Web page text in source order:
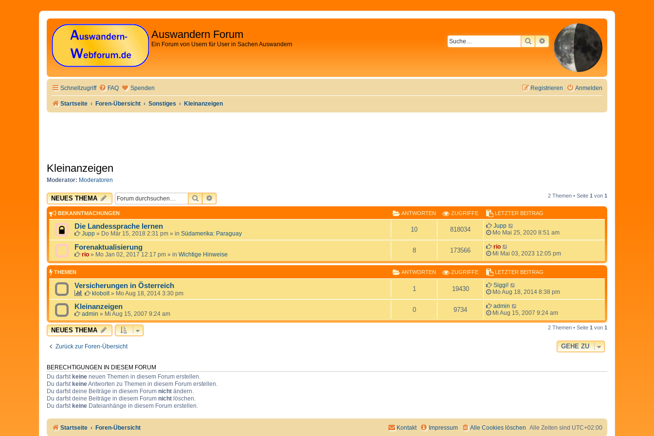
Auswandern Forum
Ein Forum von Usern für User in Sachen Auswandern SUCHEERWEITERTE SUCHE
Schnellzugriff FAQ Spenden Anmelden
Registrieren
Startseite Foren-Übersicht Sonstiges Kleinanzeigen
Kleinanzeigen
Moderator: Moderatoren
NEUES THEMA SUCHEERWEITERTE SUCHE 2 Themen • Seite 1 von 1
BEKANNTMACHUNGEN ANTWORTEN ZUGRIFFE LETZTER BEITRAG
Die Landessprache lernen
Jupp » Do Mär 15, 2018 2:31 pm » in Südamerika: Paraguay
10 818034
Jupp
Mo Mai 25, 2020 8:51 am
Forenaktualisierung
rio » Mo Jan 02, 2017 12:17 pm » in Wichtige Hinweise
8 173566
rio
Mi Mai 03, 2023 12:05 pm
THEMEN ANTWORTEN ZUGRIFFE LETZTER BEITRAG
Versicherungen in Österreich
klobolt» Mo Aug 18, 2014 3:30 pm
1 19430
Siggi!
Mo Aug 18, 2014 8:38 pm
Kleinanzeigen
admin » Mi Aug 15, 2007 9:24 am
0 9734
admin
Mi Aug 15, 2007 9:24 am
NEUES THEMA 2 Themen • Seite 1 von 1
Zurück zur Foren-Übersicht GEHE ZU
BERECHTIGUNGEN IN DIESEM FORUM
Du darfstkeine neuen Themen in diesem Forum erstellen.
Du darfstkeineAntworten zu Themen in diesem Forum erstellen.
Du darfst deine Beiträge in diesem Forum nicht ändern.
Du darfst deine Beiträge in diesem Forum nicht löschen.
Du darfstkeine Dateianhänge in diesem Forum erstellen.
Startseite Foren-Übersicht Alle Zeiten sind UTC+02:00
Alle Cookies löschen
Impressum
Kontakt